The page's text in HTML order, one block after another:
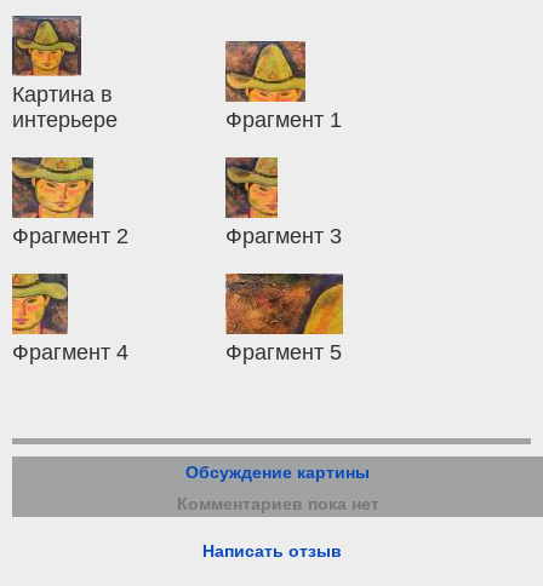
Картина в
интерьере
Фрагмент 1
Фрагмент 2 Фрагмент 3
Фрагмент 4 Фрагмент 5
Обсуждение картины
Комментариев пока нет
Написать отзыв